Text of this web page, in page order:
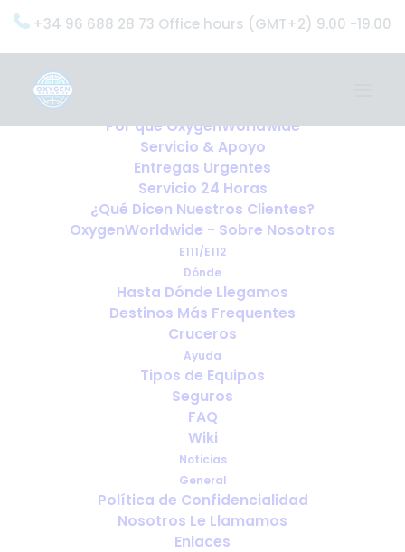
+34 96 688 28 73 Office hours (GMT+2) 9.00 -19.00
OxygenWorldwide (¿Qué Hacemos?)
Por qué OxygenWorldwide
Servicio & Apoyo
Entregas Urgentes
Servicio 24 Horas
¿Qué Dicen Nuestros Clientes?
OxygenWorldwide - Sobre Nosotros
E111/E112
Dónde
Hasta Dónde Llegamos
Destinos Más Frequentes
Cruceros
Ayuda
Tipos de Equipos
Seguros
FAQ
Wiki
Noticias
General
Política de Confidencialidad
Nosotros Le Llamamos
Enlaces
Viajes de negocios con oxígeno
medicinal: qué se debe organizar